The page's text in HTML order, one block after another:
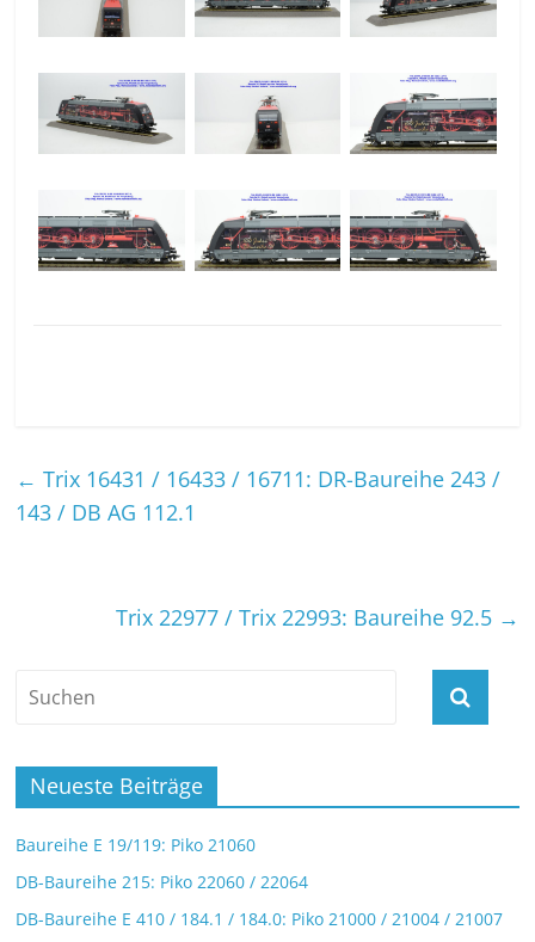
← Trix 16431 / 16433 / 16711: DR-Baureihe 243 /
143 / DB AG 112.1
Trix 22977 / Trix 22993: Baureihe 92.5 →
Neueste Beiträge
Baureihe E 19/119: Piko 21060
DB-Baureihe 215: Piko 22060 / 22064
DB-Baureihe E 410 / 184.1 / 184.0: Piko 21000 / 21004 / 21007